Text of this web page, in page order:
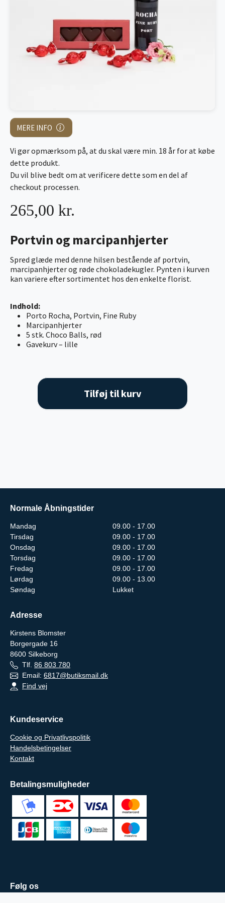
MERE INFO
Portvin og marcipanhjerter
Spred glæde med denne hilsen bestående af portvin,
marcipanhjerter og røde chokoladekugler. Pynten i kurven
kan variere efter sortimentet hos den enkelte florist.
Indhold:
Porto Rocha, Portvin, Fine Ruby
Marcipanhjerter
5 stk. Choco Balls, rød
Gavekurv – lille
265,00 kr.
Vi gør opmærksom på, at du skal være min. 18 år for at købe
dette produkt.
Du vil blive bedt om at verificere dette som en del af
checkout processen.
Tilføj til kurv
Normale Åbningstider
Mandag
09.00 - 17.00
Tirsdag
09.00 - 17.00
Onsdag
09.00 - 17.00
Torsdag
09.00 - 17.00
Fredag
09.00 - 17.00
Lørdag
09.00 - 13.00
Søndag
Lukket
Adresse
Kirstens Blomster
Borgergade 16
8600 Silkeborg
Tlf. 86 803 780
Email: 6817@butiksmail.dk
Find vej
Kundeservice
Cookie og Privatlivspolitik
Handelsbetingelser
Kontakt
Betalingsmuligheder
Følg os